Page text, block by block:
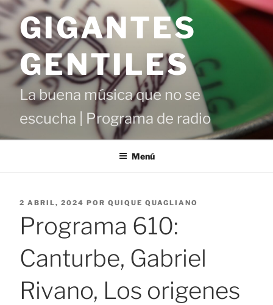
Saltar
contenido
GIGANTES
GENTILES
La buena música que no se
escucha | Programa de radio
Menú
PUBLICADO
2 ABRIL, 2024 POR QUIQUE QUAGLIANO
Programa 610:
Canturbe, Gabriel
Rivano, Los origenes